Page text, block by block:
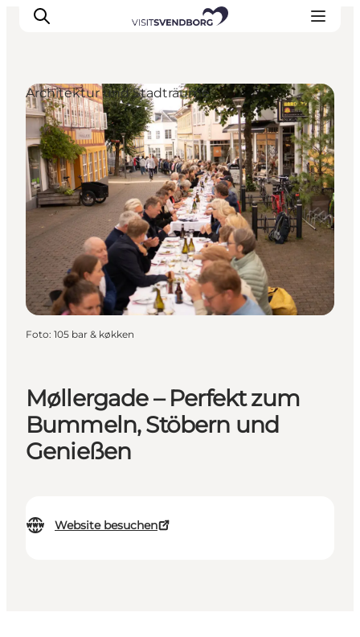
Veranstaltungen
Essen und Trinken
Shopping in Svendborg
Übernachtung
Den Urlaub planen
Møllergade – Perfekt zum
Bummeln, Stöbern und
Genießen
Website besuchen
Architektur und Stadträume
Foto: 105 bar & køkken